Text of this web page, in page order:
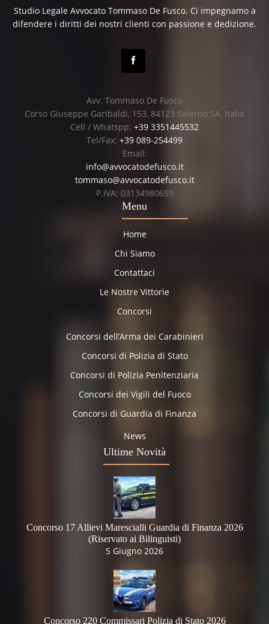
Studio Legale Avvocato Tommaso De Fusco. Ci impegnamo a
difendere i diritti dei nostri clienti con passione e dedizione.
Avv. Tommaso De Fusco
Corso Giuseppe Garibaldi, 153, 84123 Salerno SA, Italia
Cell / Whatspp: +39 3351445532
Tel/Fax: +39 089-254499
Email:
info@avvocatodefusco.it
tommaso@avvocatodefusco.it
P.IVA: 03134980659
Menu
Home
Chi Siamo
Contattaci
Le Nostre Vittorie
Concorsi
Concorsi dell’Arma dei Carabinieri
Concorsi di Polizia di Stato
Concorsi di Polizia Penitenziaria
Concorsi dei Vigili del Fuoco
Concorsi di Guardia di Finanza
News
Ultime Novità
Concorso 17 Allievi Marescialli Guardia di Finanza 2026
(Riservato ai Bilinguisti)
5 Giugno 2026
Concorso 220 Commissari Polizia di Stato 2026